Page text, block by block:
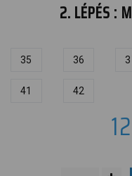
2. LÉPÉS :
35 36
41 42